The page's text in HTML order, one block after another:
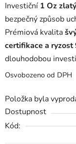
Investiční 1 Oz
bezpečný způsob
Prémiová kvalita
certifikace a
dlouhodobou
Osvobozeno od DPH
Položka byla
Dostupnost
Kód: